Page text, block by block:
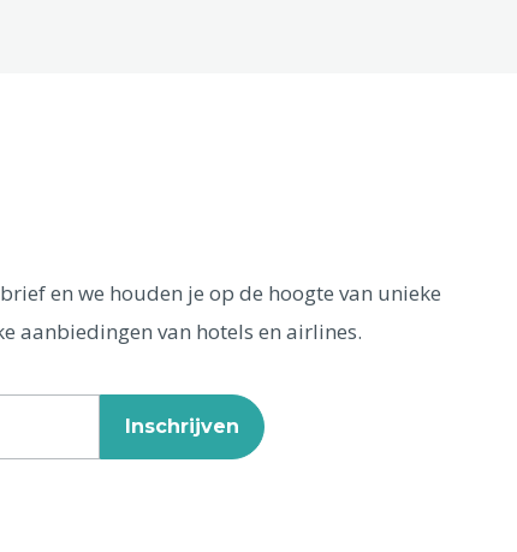
en we houden je op de hoogte van unieke
aanbiedingen van hotels en airlines.
Inschrijven